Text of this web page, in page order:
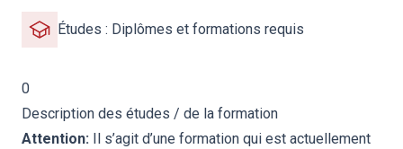
Études : Diplômes et formations requis
0
Description des études / de la formation
Attention: Il s’agit d’une formation qui est actuellement